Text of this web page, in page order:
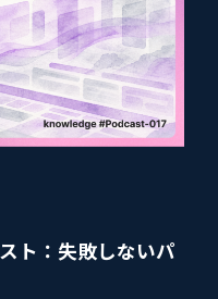
ト：失敗しないパ